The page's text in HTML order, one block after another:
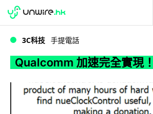
Qualcomm 加速完全實現！
WWDC 2026
3C科技 手提電話
Qualcomm 加速完全實現！